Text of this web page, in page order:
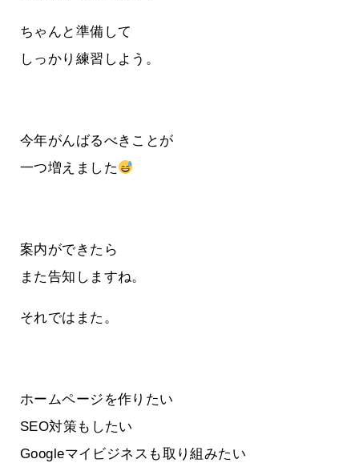
ちゃんと準備して
しっかり練習しよう。
今年がんばるべきことが
一つ増えました
案内ができたら
また告知しますね。
それではまた。
ホームページを作りたい
SEO対策もしたい
Googleマイビジネスも取り組みたい